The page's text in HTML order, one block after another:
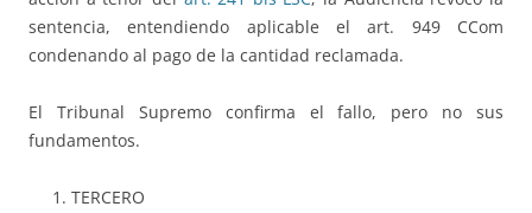
sentencia, entendiendo aplicable el art. 949 CCom
condenando al pago de la cantidad reclamada.
El Tribunal Supremo confirma el fallo, pero no sus
fundamentos.
TERCERO